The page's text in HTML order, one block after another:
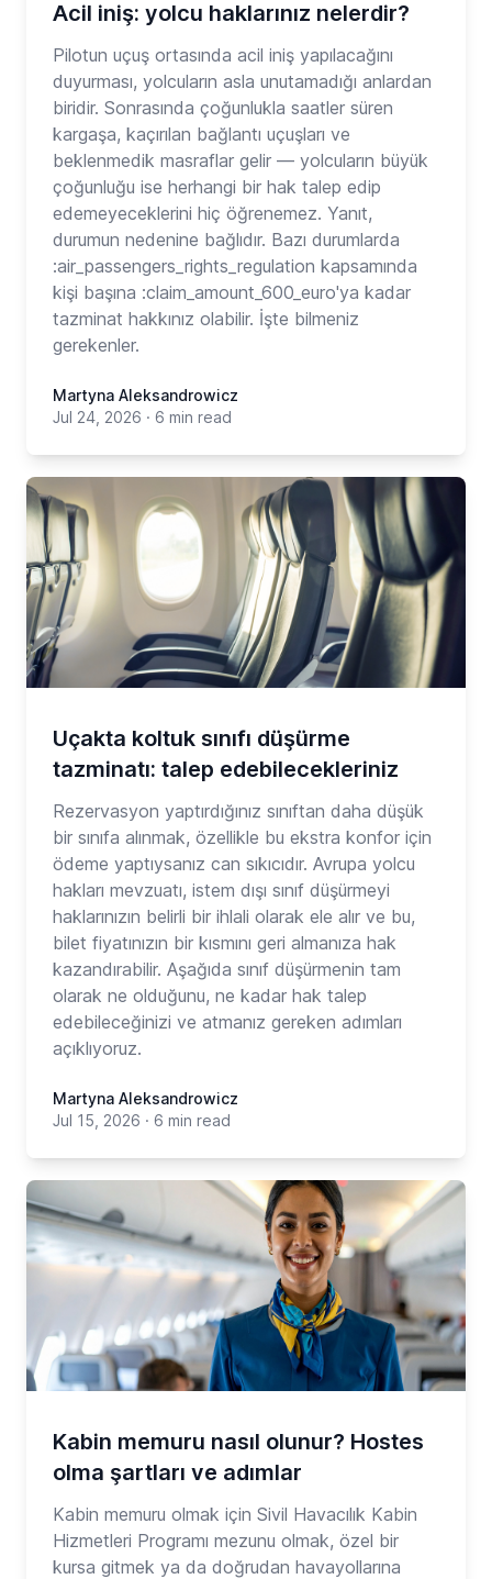
Acil iniş: yolcu haklarınız nelerdir?
Pilotun uçuş ortasında acil iniş yapılacağını
duyurması, yolcuların asla unutamadığı anlardan
biridir. Sonrasında çoğunlukla saatler süren
kargaşa, kaçırılan bağlantı uçuşları ve
beklenmedik masraflar gelir — yolcuların büyük
çoğunluğu ise herhangi bir hak talep edip
edemeyeceklerini hiç öğrenemez. Yanıt,
durumun nedenine bağlıdır. Bazı durumlarda
:air_passengers_rights_regulation kapsamında
kişi başına :claim_amount_600_euro'ya kadar
tazminat hakkınız olabilir. İşte bilmeniz
gerekenler.
Martyna Aleksandrowicz
Jul 24, 2026 · 6 min read
Uçakta koltuk sınıfı düşürme
tazminatı: talep edebilecekleriniz
Rezervasyon yaptırdığınız sınıftan daha düşük
bir sınıfa alınmak, özellikle bu ekstra konfor için
ödeme yaptıysanız can sıkıcıdır. Avrupa yolcu
hakları mevzuatı, istem dışı sınıf düşürmeyi
haklarınızın belirli bir ihlali olarak ele alır ve bu,
bilet fiyatınızın bir kısmını geri almanıza hak
kazandırabilir. Aşağıda sınıf düşürmenin tam
olarak ne olduğunu, ne kadar hak talep
edebileceğinizi ve atmanız gereken adımları
açıklıyoruz.
Martyna Aleksandrowicz
Jul 15, 2026 · 6 min read
Kabin memuru nasıl olunur? Hostes
olma şartları ve adımlar
Kabin memuru olmak için Sivil Havacılık Kabin
Hizmetleri Programı mezunu olmak, özel bir
kursa gitmek ya da doğrudan havayollarına